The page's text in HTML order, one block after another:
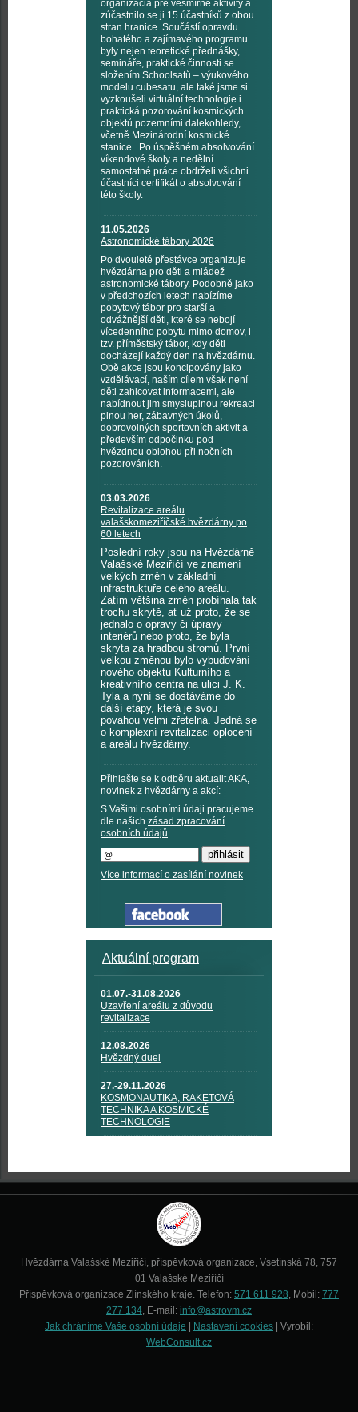
organizácia pre vesmírné aktivity a
zúčastnilo se ji 15 účastníků z obou
stran hranice. Součástí opravdu
bohatého a zajímavého programu
byly nejen teoretické přednášky,
semináře, praktické činnosti se
složením Schoolsatů – výukového
modelu cubesatu, ale také jsme si
vyzkoušeli virtuální technologie i
praktická pozorování kosmických
objektů pozemními dalekohledy,
včetně Mezinárodní kosmické
stanice. Po úspěšném absolvování
víkendové školy a nedělní
samostatné práce obdrželi všichni
účastníci certifikát o absolvování
této školy.
11.05.2026
Astronomické tábory 2026
Po dvouleté přestávce organizuje
hvězdárna pro děti a mládež
astronomické tábory. Podobně jako
v předchozích letech nabízíme
pobytový tábor pro starší a
odvážnější děti, které se nebojí
vícedenního pobytu mimo domov, i
tzv. příměstský tábor, kdy děti
docházejí každý den na hvězdárnu.
Obě akce jsou koncipovány jako
vzdělávací, naším cílem však není
děti zahlcovat informacemi, ale
nabídnout jim smysluplnou rekreaci
plnou her, zábavných úkolů,
dobrovolných sportovních aktivit a
především odpočinku pod
hvězdnou oblohou při nočních
pozorováních.
03.03.2026
Revitalizace areálu
valašskomeziříčské hvězdárny po
60 letech
Poslední roky jsou na Hvězdárně
Valašské Meziříčí ve znamení
velkých změn v základní
infrastruktuře celého areálu.
Zatím většina změn probíhala tak
trochu skrytě, ať už proto, že se
jednalo o opravy či úpravy
interiérů nebo proto, že byla
skryta za hradbou stromů. První
velkou změnou bylo vybudování
nového objektu Kulturního a
kreativního centra na ulici J. K.
Tyla a nyní se dostáváme do
další etapy, která je svou
povahou velmi zřetelná. Jedná se
o komplexní revitalizaci oplocení
a areálu hvězdárny.
Přihlašte se k odběru aktualit AKA,
novinek z hvězdárny a akcí:
S Vašimi osobními údaji pracujeme
dle našich zásad zpracování
osobních údajů.
Více informací o zasílání novinek
Aktuální program
01.07.-31.08.2026
Uzavření areálu z důvodu
revitalizace
12.08.2026
Hvězdný duel
27.-29.11.2026
KOSMONAUTIKA, RAKETOVÁ
TECHNIKA A KOSMICKÉ
TECHNOLOGIE
Hvězdárna Valašské Meziříčí, příspěvková organizace, Vsetínská 78, 757
01 Valašské Meziříčí
Příspěvková organizace Zlínského kraje. Telefon: 571 611 928, Mobil: 777
277 134, E-mail: info@astrovm.cz
Jak chráníme Vaše osobní údaje
Nastavení cookies | Vyrobil:
WebConsult.cz